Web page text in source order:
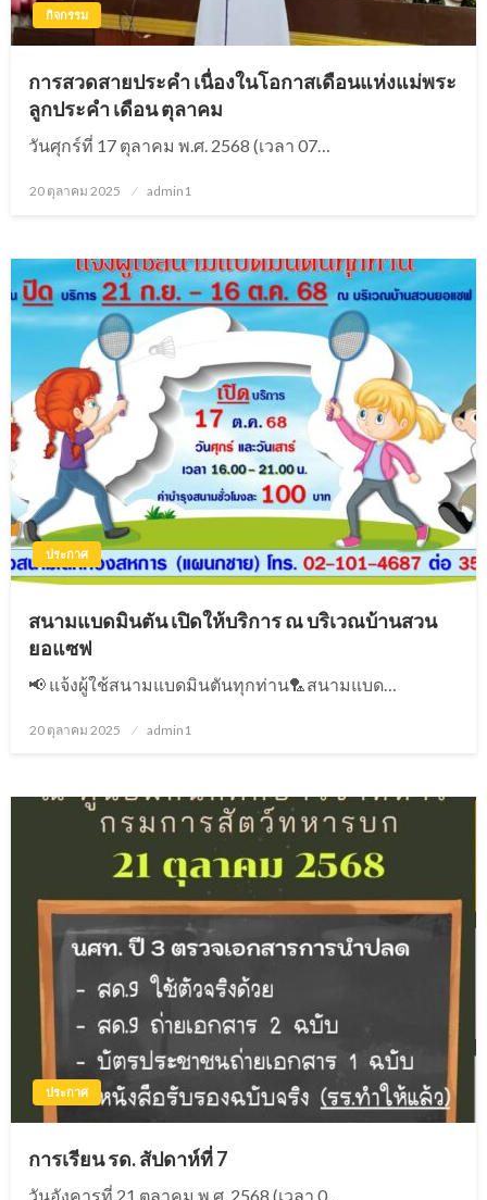
กิจกรรม
การสวดสายประคำ เนื่องในโอกาสเดือนแห่งแม่พระ
ลูกประคำ เดือน ตุลาคม
วันศุกร์ที่ 17 ตุลาคม พ.ศ. 2568 (เวลา 07…
Posted
20 ตุลาคม 2025 admin1
ประกาศ
สนามแบดมินตัน เปิดให้บริการ ณ บริเวณบ้านสวน
ยอแซฟ
📢 แจ้งผู้ใช้สนามแบดมินตันทุกท่าน🏸สนามแบด…
Posted
20 ตุลาคม 2025 admin1
ประกาศ
การเรียน รด. สัปดาห์ที่ 7
วันอังคารที่ 21 ตุลาคม พ.ศ. 2568 (เวลา 0…